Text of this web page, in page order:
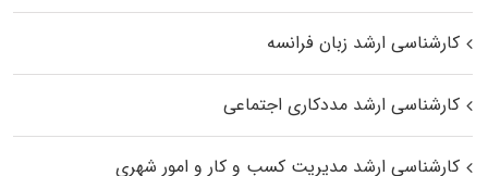
کارشناسی ارشد زبان فرانسه
کارشناسی ارشد مددکاری اجتماعی
کارشناسی ارشد مدیریت کسب و کار و امور شهری